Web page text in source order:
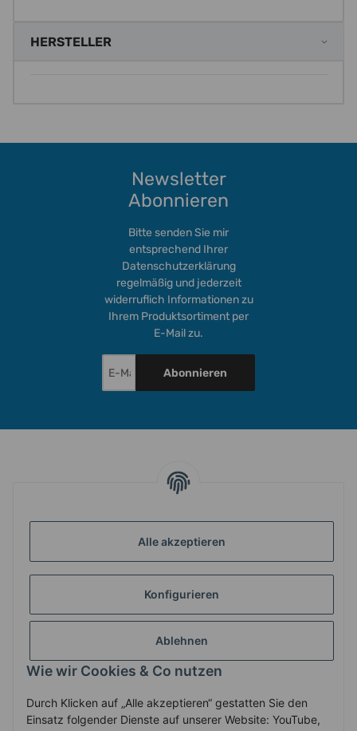
Alle akzeptieren
Konfigurieren
Ablehnen
Wie wir Cookies & Co nutzen
Durch Klicken auf „Alle akzeptieren“ gestatten Sie den
Einsatz folgender Dienste auf unserer Website: YouTube,
HERSTELLER
Newsletter
Abonnieren
Bitte senden Sie mir
entsprechend Ihrer
Datenschutzerklärung
regelmäßig und jederzeit
widerruflich Informationen zu
Ihrem Produktsortiment per
E-Mail zu.
Abonnieren
INFORMATIONEN
GESETZLICHE INFORMATIONEN
ZAHLUNG & VERSAND
Vertrag widerrufen